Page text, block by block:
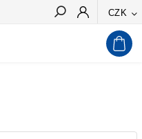
CZK
Hledat